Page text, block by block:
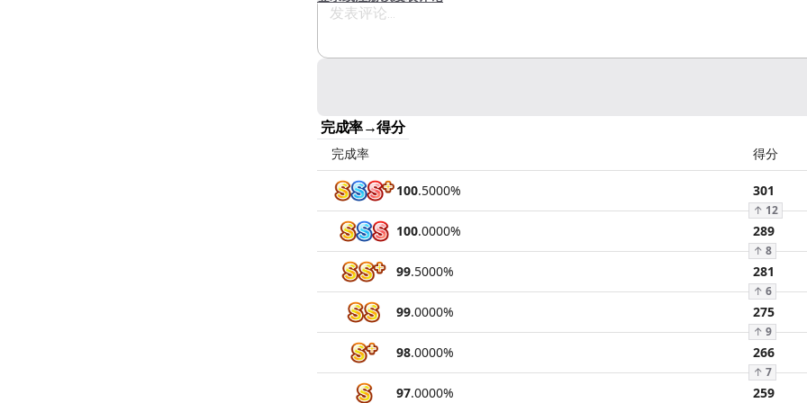
完成率→得分
完成率 得分
100.5000% 301
↑ 12
100.0000% 289
↑ 8
99.5000% 281
↑ 6
99.0000% 275
↑ 9
98.0000% 266
↑ 7
97.0000% 259